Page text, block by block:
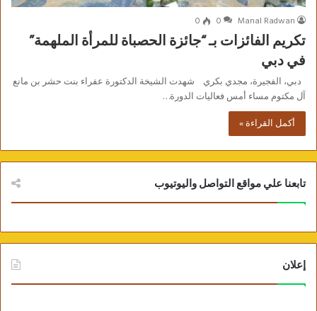
Manal Radwan
0
0
تكريم الفائزات بـ “جائزة الحصباة للمرأة الملهمة”
في دبي
دبي، الفجيرة، مجدي بكري شهدت الشيخة الدكتورة عفراء بنت حشر بن مانع
آل مكتوم مساء أمس فعاليات الدورة…
أكمل القراءة »
تابعنا علي مواقع التواصل واليوتيوب
إعلان